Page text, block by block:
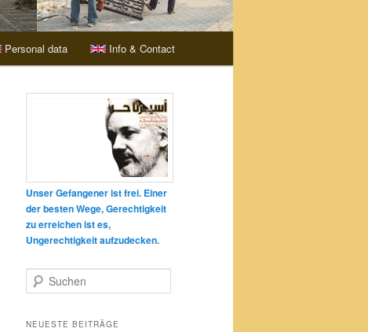
Personal data Info & Contact
Unser Gefangener ist frei. Einer
der besten Wege, Gerechtigkeit
zu erreichen ist es,
Ungerechtigkeit aufzudecken.
u
h
NEUESTE BEITRÄGE